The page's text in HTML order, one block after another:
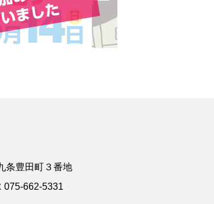
条豊田町３番地
075-662-5331